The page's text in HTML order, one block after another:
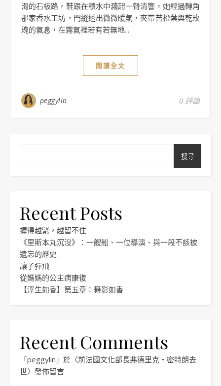
滑的石板路，鞋跟在積水中濺起一聲清響。她經過轉角
那家香水工坊，門縫透出微微暖氣，夾帶苦橙葉與乾玫
瑰的氣息，在霧氣裡若有若無地...
閱讀全文
peggylin 0 評論
搜尋
Recent Posts
握得越緊，越留不住
《里斯本丸沉沒》：一艘船、一位導演、與一段不該被
遺忘的歷史
讓子彈飛
從媽媽的公主病康復
【浮生如香】第五章：舞影如香
Recent Comments
「peggylin 」於〈前法國文化部長弗德里克・密特朗去
世〉發佈留言